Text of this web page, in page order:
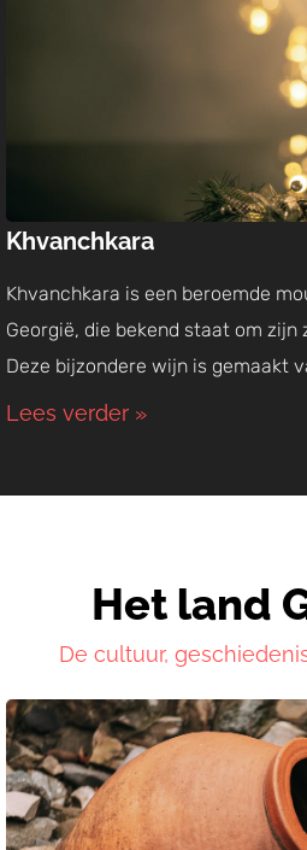
Khvanchkara
Khvanchkara is een beroemde
Georgië, die bekend staat om
Deze bijzondere wijn is gemaakt
Lees verder »
Het land
De cultuur,